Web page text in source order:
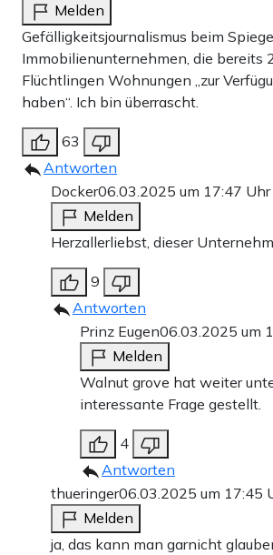
Melden
Gefälligkeitsjournalismus beim
Immobilienunternehmen, die bereits
Flüchtlingen Wohnungen „zur
haben“. Ich bin überrascht.
63
Antworten
Docker06.03.2025 um 17:47 Uhr
Melden
Herzallerliebst, dieser
9
Antworten
Prinz Eugen06.03.2025 um
Melden
Walnut grove hat weiter
interessante Frage gestellt.
4
Antworten
thueringer06.03.2025 um 17:45
Melden
ja, das kann man garnicht